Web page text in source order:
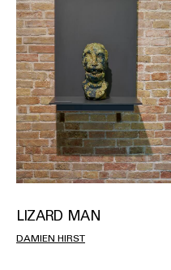
LIZARD MAN
DAMIEN HIRST